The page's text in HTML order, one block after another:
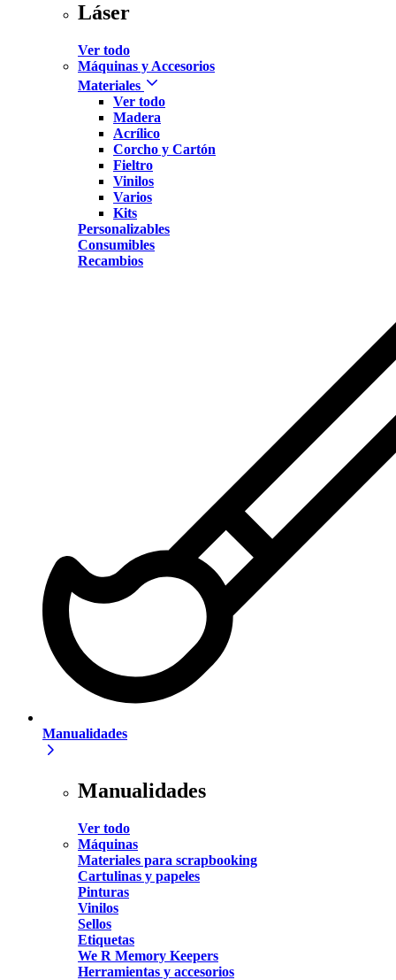
Láser
Ver todo
Máquinas y Accesorios
Materiales
Ver todo
Madera
Acrílico
Corcho y Cartón
Fieltro
Vinilos
Varios
Kits
Personalizables
Consumibles
Recambios
Manualidades
Manualidades
Ver todo
Máquinas
Materiales para scrapbooking
Cartulinas y papeles
Pinturas
Vinilos
Sellos
Etiquetas
We R Memory Keepers
Herramientas y accesorios